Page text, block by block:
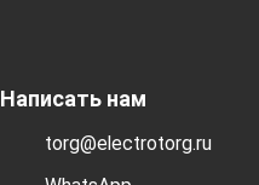
Написать нам
torg@electrotorg.ru